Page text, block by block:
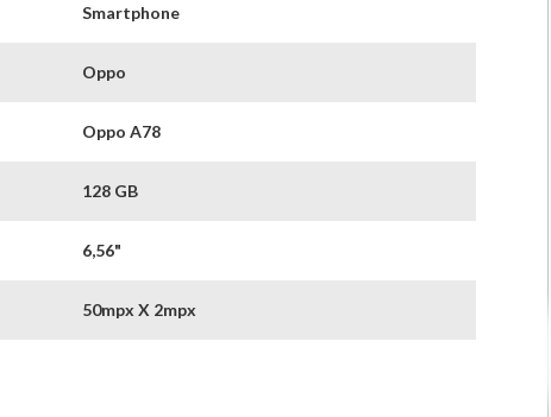
Smartphone
Oppo
Oppo A78
128 GB
6,56"
50mpx X 2mpx